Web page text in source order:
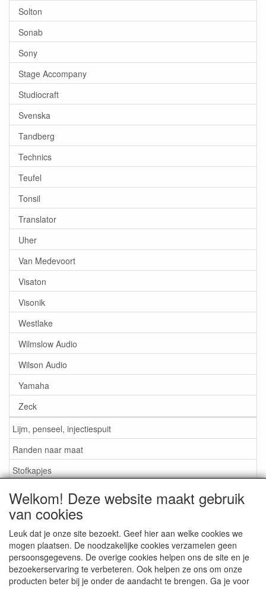
Solton
Sonab
Sony
Stage Accompany
Studiocraft
Svenska
Tandberg
Technics
Teufel
Tonsil
Translator
Uher
Van Medevoort
Visaton
Visonik
Westlake
Wilmslow Audio
Wilson Audio
Yamaha
Zeck
Lijm, penseel, injectiespuit
Randen naar maat
Stofkapjes
Informatie
Foam of rubber randen?
Belangrijk bij bestellen
Welkom! Deze website maakt gebruik
van cookies
Leuk dat je onze site bezoekt. Geef hier aan welke cookies we
mogen plaatsen. De noodzakelijke cookies verzamelen geen
persoonsgegevens. De overige cookies helpen ons de site en je
bezoekerservaring te verbeteren. Ook helpen ze ons om onze
producten beter bij je onder de aandacht te brengen. Ga je voor